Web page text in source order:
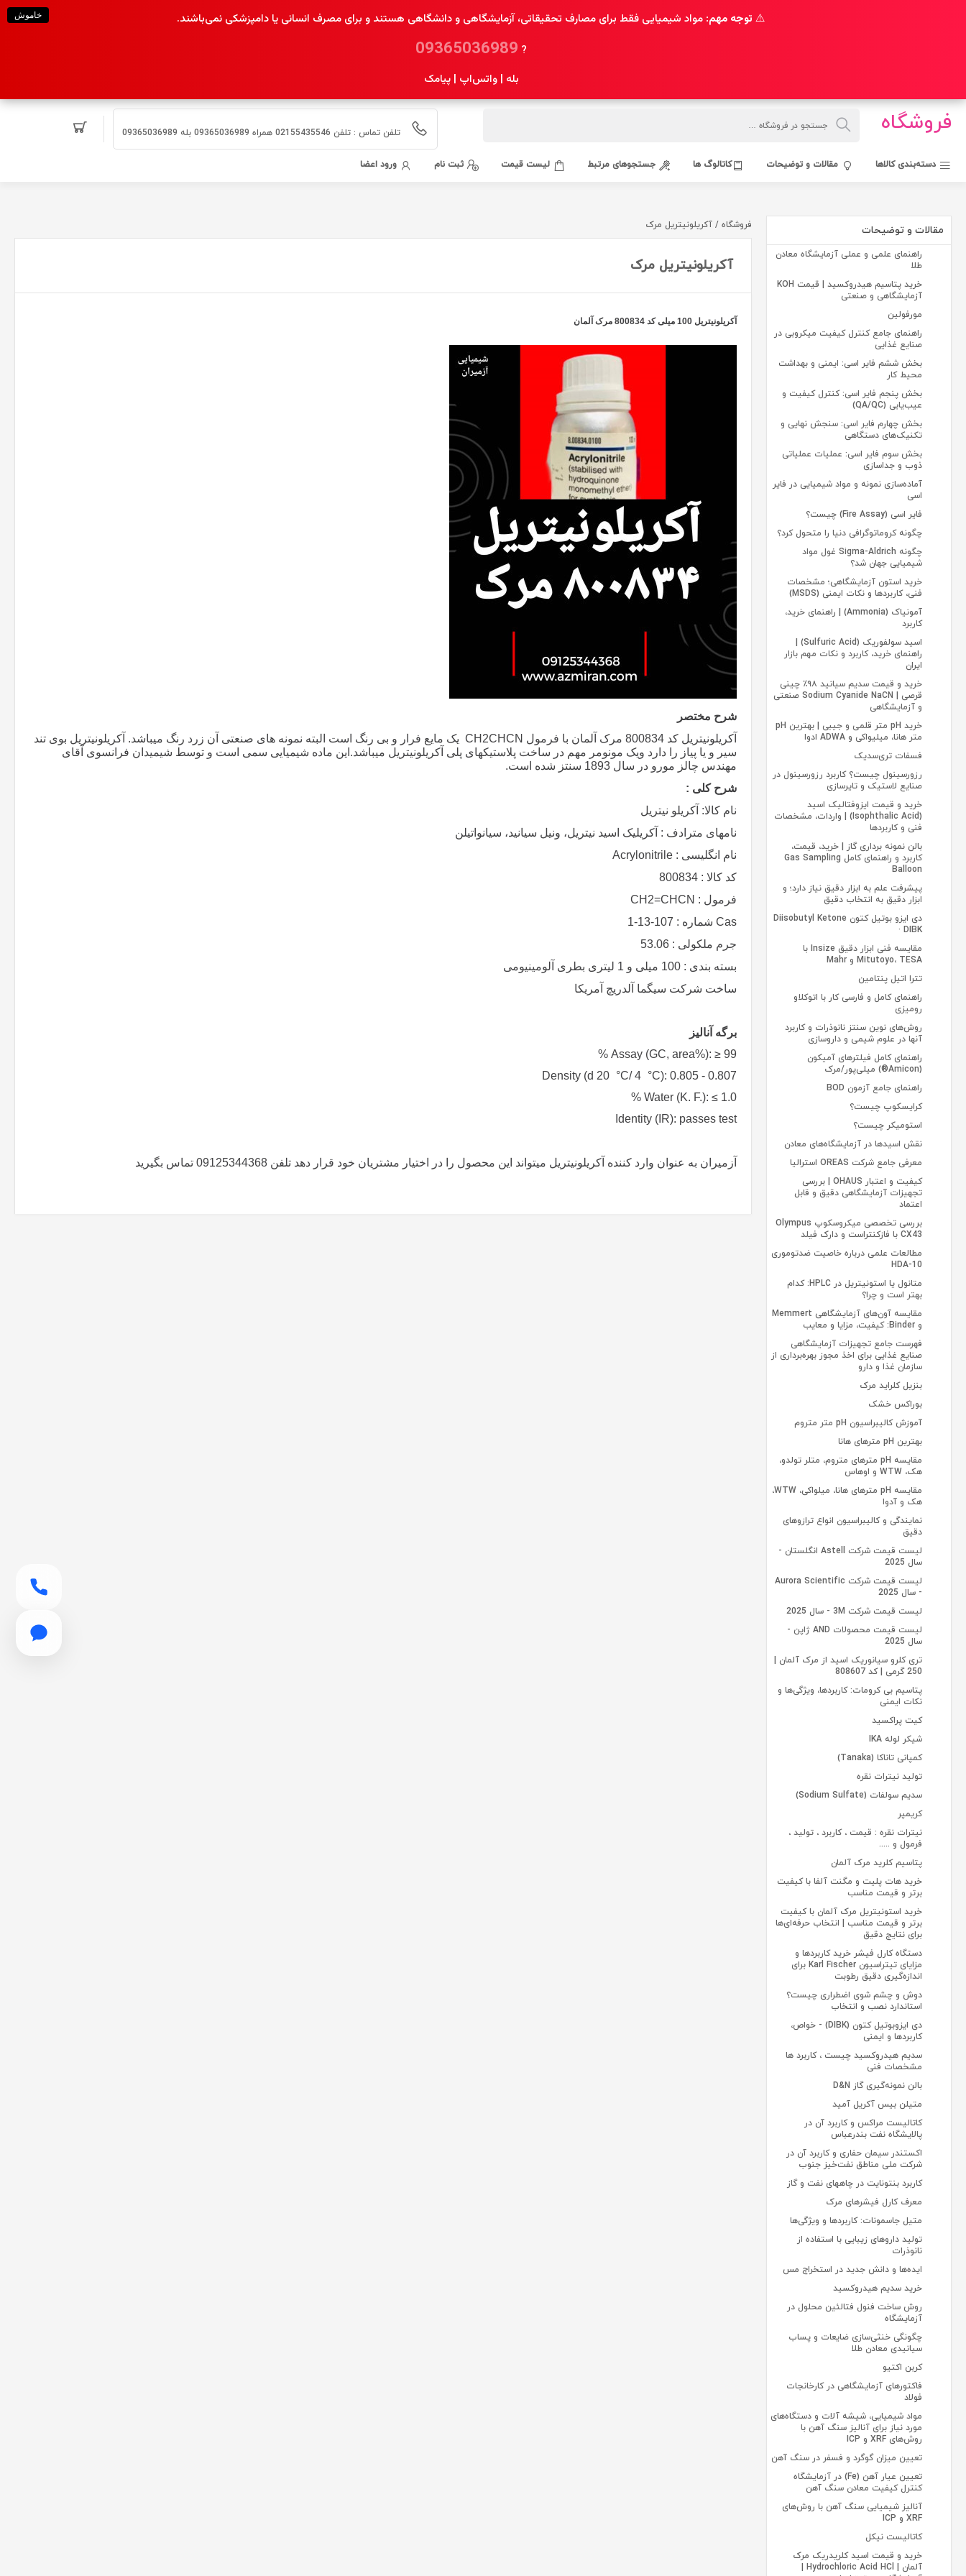
خاموش ⚠️ توجه مهم: مواد شیمیایی فقط برای مصارف تحقیقاتی، آزمایشگاهی و دانشگاهی هستند و برای مصرف انسانی یا دامپزشکی نمی‌باشند.
?
09365036989
بله | واتس‌اپ | پیامک
فروشگاه تلفن تماس : تلفن 02155435546 همراه 09365036989 بله 09365036989
دسته‌بندی کالاها مقالات و توضیحات کاتالوگ ها جستجوهای مرتبط لیست قیمت ثبت نام ورود اعضا
مقالات و توضیحات
راهنمای علمی و عملی آزمایشگاه معادن
طلا
خرید پتاسیم هیدروکسید | قیمت KOH
آزمایشگاهی و صنعتی
مورفولین
راهنمای جامع کنترل کیفیت میکروبی در
صنایع غذایی
بخش ششم فایر اسی: ایمنی و بهداشت
محیط کار
بخش پنجم فایر اسی: کنترل کیفیت و
عیب‌یابی (QA/QC)
بخش چهارم فایر اسی: سنجش نهایی و
تکنیک‌های دستگاهی
بخش سوم فایر اسی: عملیات عملیاتی
ذوب و جداسازی
آماده‌سازی نمونه و مواد شیمیایی در فایر
اسی
فایر اسی (Fire Assay) چیست؟
چگونه کروماتوگرافی دنیا را متحول کرد؟
چگونه Sigma-Aldrich غول مواد
شیمیایی جهان شد؟
خرید استون آزمایشگاهی؛ مشخصات
فنی، کاربردها و نکات ایمنی (MSDS)
آمونیاک (Ammonia) | راهنمای خرید،
کاربرد
اسید سولفوریک (Sulfuric Acid) |
راهنمای خرید، کاربرد و نکات مهم بازار
ایران
خرید و قیمت سدیم سیانید ۹۸٪ چینی
قرصی | Sodium Cyanide NaCN صنعتی
و آزمایشگاهی
خرید pH متر قلمی و جیبی | بهترین pH
متر هانا، میلیواکی و ADWA ادوا
فسفات تری‌سدیک
رزورسینول چیست؟ کاربرد رزورسینول در
صنایع لاستیک و تایرسازی
خرید و قیمت ایزوفتالیک اسید
(Isophthalic Acid) | واردات، مشخصات
فنی و کاربردها
بالن نمونه برداری گاز | خرید، قیمت،
کاربرد و راهنمای کامل Gas Sampling
Balloon
پیشرفت علم به ابزار دقیق نیاز دارد؛ و
ابزار دقیق به انتخاب دقیق
دی‌ ایزو بوتیل کتون Diisobutyl Ketone
· DIBK
مقایسه فنی ابزار دقیق Insize با
Mitutoyo، TESA و Mahr
تترا اتیل پنتامین
راهنمای کامل و فارسی کار با اتوکلاو
رومیزی
روش‌های نوین سنتز نانوذرات و کاربرد
آنها در علوم شیمی و داروسازی
راهنمای کامل فیلترهای آمیکون
(Amicon®) میلی‌پور/مرک
راهنمای جامع آزمون BOD
کرایسکوپ چیست؟
استومیکر چیست؟
نقش اسیدها در آزمایشگاه‌های معادن
معرفی جامع شرکت OREAS استرالیا
کیفیت و اعتبار OHAUS | بررسی
تجهیزات آزمایشگاهی دقیق و قابل
اعتماد
بررسی تخصصی میکروسکوپ Olympus
CX43 با فازکنتراست و دارک فیلد
مطالعات علمی درباره خاصیت ضدتوموری
10-HDA
متانول یا استونیتریل در HPLC: کدام
بهتر است و چرا؟
مقایسه آون‌های آزمایشگاهی Memmert
و Binder: کیفیت، مزایا و معایب
فهرست جامع تجهیزات آزمایشگاهی
صنایع غذایی برای اخذ مجوز بهره‌برداری از
سازمان غذا و دارو
بنزیل کلراید مرک
بوراکس خشک
آموزش کالیبراسیون pH متر متروم
بهترین pH مترهای هانا
مقایسه pH مترهای متروم، متلر تولدو،
هک، WTW و اوهاس
مقایسه pH مترهای هانا، میلواکی، WTW،
هک و آدوا
نمایندگی و کالیبراسیون انواع ترازوهای
دقیق
لیست قیمت شرکت Astell انگلستان -
سال 2025
لیست قیمت شرکت Aurora Scientific
- سال 2025
لیست قیمت شرکت 3M - سال 2025
لیست قیمت محصولات AND ژاپن -
سال 2025
تری کلرو سیانوریک اسید از مرک آلمان |
250 گرمی | کد 808607
پتاسیم بی کرومات: کاربردها، ویژگی‌ها و
نکات ایمنی
کیت پراکسید
شیکر لوله IKA
کمپانی تاناکا (Tanaka)
تولید نیترات نقره
سدیم سولفات (Sodium Sulfate)
کریمپر
نیترات نقره : قیمت ، کاربرد ، تولید ،
فرمول و .....
پتاسیم کلرید مرک آلمان
خرید هات پلیت و مگنت آلفا با کیفیت
برتر و قیمت مناسب
خرید استونیتریل مرک آلمان با کیفیت
برتر و قیمت مناسب | انتخاب حرفه‌ای‌ها
برای نتایج دقیق
دستگاه کارل فیشر خرید کاربردها و
مزایای تیتراسیون Karl Fischer برای
اندازه‌گیری دقیق رطوبت
دوش و چشم شوی اضطراری چیست؟
استاندارد نصب و انتخاب
دی ایزوبوتیل کتون (DIBK) - خواص،
کاربردها و ایمنی
سدیم هیدروکسید چیست ، کاربرد ها
مشخصات فنی
بالن نمونه‌گیری گاز D&N
متیلن بیس آکریل آمید
کاتالیست مراکس و کاربرد آن در
پالایشگاه نفت بندرعباس
اکستندر سیمان حفاری و کاربرد آن در
شرکت ملی مناطق نفت‌خیز جنوب
کاربرد بنتونایت در چاههای نفت و گاز
معرف‌ کارل فیشرهای مرک
متیل جاسمونات: کاربردها و ویژگی‌ها
تولید داروهای زیبایی با استفاده از
نانوذرات
ایده‌ها و دانش جدید در استخراج مس
خرید سدیم هیدروکسید
روش ساخت فنول فتالئین محلول در
آزمایشگاه
چگونگی خنثی‌سازی ضایعات و پساب
سیانیدی معادن طلا
کربن اکتیو
فاکتورهای آزمایشگاهی در کارخانجات
فولاد
مواد شیمیایی، شیشه آلات و دستگاه‌های
مورد نیاز برای آنالیز سنگ آهن با
روش‌های XRF و ICP
تعیین میزان گوگرد و فسفر در سنگ آهن
تعیین عیار آهن (Fe) در آزمایشگاه
کنترل کیفیت معادن سنگ آهن
آنالیز شیمیایی سنگ آهن با روش‌های
XRF و ICP
کاتالیست نیکل
خرید و قیمت اسید کلریدریک مرک
فروشگاه / آکریلونیتریل مرک
آکریلونیتریل مرک
آکریلونیتریل 100 میلی کد 800834 مرک آلمان
شرح مختصر
آکریلونیتریل کد 800834 مرک آلمان با فرمول
CH2CHCN یک مایع فرار و بی رنگ است البته نمونه های صنعتی آن زرد رنگ میباشد. آکریلونیتریل بوی تند
سیر و یا پیاز را دارد ویک مونومر مهم در ساخت پلاستیکهای پلی آکریلونیتریل میباشد.این ماده شیمیایی سمی است و توسط شیمیدان فرانسوی آقای
مهندس چالز مورو در سال 1893 سنتز شده است.
شرح کلی :
نام کالا: آکریلو نیتریل
نامهای مترادف : آکریلیک اسید نیتریل، ونیل سیانید، سیانواتیلن
نام انگلیسی :Acrylonitrile
کد کالا : 800834
فرمول : CH2=CHCN
Cas شماره : 107-13-1
جرم ملکولی : 53.06
بسته بندی : 100 میلی و 1 لیتری بطری آلومینیومی
ساخت شرکت سیگما آلدریچ آمریکا
برگه آنالیز
Assay (GC, area%): ≥ 99
%
Density (d 20 °C/ 4 °C): 0.805 - 0.807
Water (K. F.): ≤ 1.0
%
Identity (IR): passes test
آزمیران به عنوان وارد کننده آکریلونیتریل میتواند این محصول را در اختیار مشتریان خود قرار دهد تلفن 09125344368 تماس بگیرید